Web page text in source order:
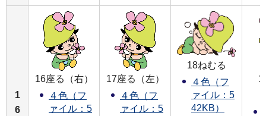
1
6
16座る（右）
４色（フ
ァイル：5
17座る（左）
４色（フ
ァイル：5
18ねむる
４色（フ
ァイル：5
42KB）